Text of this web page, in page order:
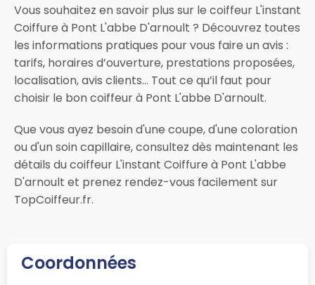
Vous souhaitez en savoir plus sur le coiffeur L'instant
Coiffure à Pont L'abbe D'arnoult ? Découvrez toutes
les informations pratiques pour vous faire un avis :
tarifs, horaires d’ouverture, prestations proposées,
localisation, avis clients… Tout ce qu’il faut pour
choisir le bon coiffeur à Pont L'abbe D'arnoult.
Que vous ayez besoin d'une coupe, d'une coloration
ou d'un soin capillaire, consultez dès maintenant les
détails du coiffeur L'instant Coiffure à Pont L'abbe
D'arnoult et prenez rendez-vous facilement sur
TopCoiffeur.fr.
Coordonnées